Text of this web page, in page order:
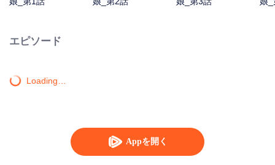
Appを開く
エピソード
Loading…